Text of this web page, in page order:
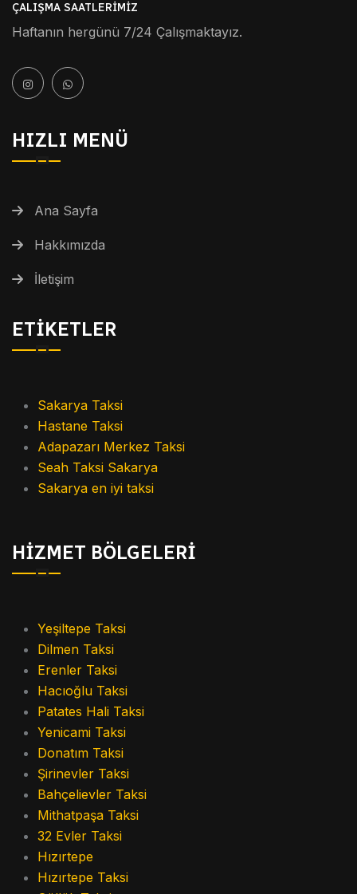
ÇALIŞMA SAATLERIMIZ
Haftanın hergünü 7/24 Çalışmaktayız.
HIZLI MENÜ
Ana Sayfa
Hakkımızda
İletişim
ETIKETLER
Sakarya Taksi
Hastane Taksi
Adapazarı Merkez Taksi
Seah Taksi Sakarya
Sakarya en iyi taksi
HİZMET BÖLGELERİ
Yeşiltepe Taksi
Dilmen Taksi
Erenler Taksi
Hacıoğlu Taksi
Patates Hali Taksi
Yenicami Taksi
Donatım Taksi
Şirinevler Taksi
Bahçelievler Taksi
Mithatpaşa Taksi
32 Evler Taksi
Hızırtepe
Hızırtepe Taksi